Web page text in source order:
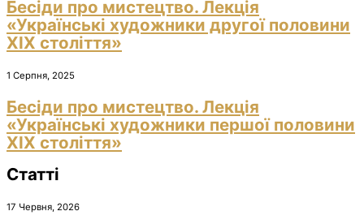
Бесіди про мистецтво. Лекція
«Українські художники другої половини
ХІХ століття»
1 Серпня, 2025
Бесіди про мистецтво. Лекція
«Українські художники першої половини
ХІХ століття»
Статті
17 Червня, 2026